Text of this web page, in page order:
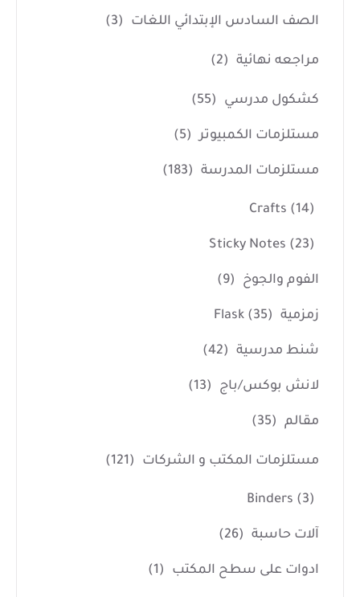
الصف السادس الإبتدائي اللغات (3)
مراجعه نهائية (2)
كشكول مدرسي (55)
مستلزمات الكمبيوتر (5)
مستلزمات المدرسة (183)
Crafts (14)
Sticky Notes (23)
الفوم والجوخ (9)
زمزمية Flask (35)
شنط مدرسية (42)
لانش بوكس/باج (13)
مقالم (35)
مستلزمات المكتب و الشركات (121)
Binders (3)
آلات حاسبة (26)
ادوات على سطح المكتب (1)